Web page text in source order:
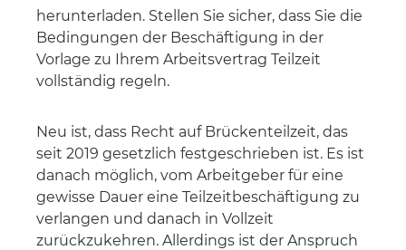
herunterladen. Stellen Sie sicher, dass Sie die
Bedingungen der Beschäftigung in der
Vorlage zu Ihrem Arbeitsvertrag Teilzeit
vollständig regeln.
Neu ist, dass Recht auf Brückenteilzeit, das
seit 2019 gesetzlich festgeschrieben ist. Es ist
danach möglich, vom Arbeitgeber für eine
gewisse Dauer eine Teilzeitbeschäftigung zu
verlangen und danach in Vollzeit
zurückzukehren. Allerdings ist der Anspruch